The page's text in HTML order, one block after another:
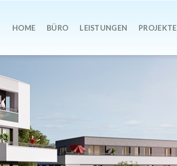
HOME BÜRO LEISTUNGEN PROJEKTE